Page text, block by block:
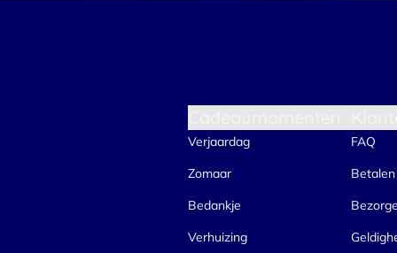
Verjaardag
Zomaar
Bedankje
Verhuizing
FAQ
Betalen